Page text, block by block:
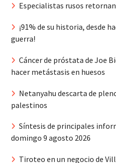
Especialistas rusos
¡91% de su historia, desde
guerra!
Cáncer de próstata de Joe
hacer metástasis en huesos
Netanyahu descarta de
palestinos
Síntesis de principales
domingo 9 agosto 2026
Tiroteo en un negocio de